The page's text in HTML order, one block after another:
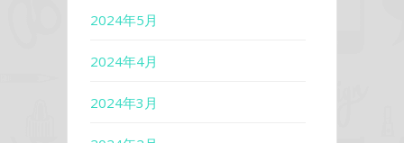
2024年5月
2024年4月
2024年3月